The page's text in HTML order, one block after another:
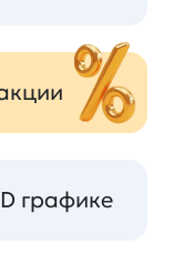
графике